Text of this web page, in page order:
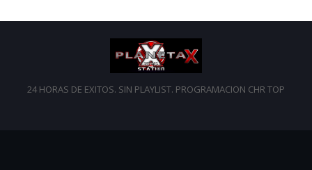
24 HORAS DE EXITOS. SIN PLAYLIST. PROGRAMACION CHR TOP